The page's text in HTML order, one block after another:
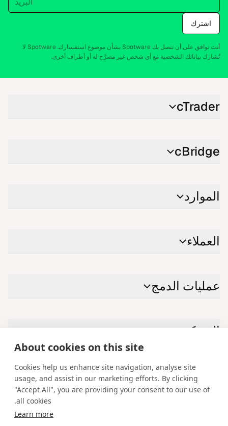
About cookies on this site
Cookies help us enhance site navigation, analyse site
usage, and assist in our marketing efforts. By clicking
"Accept All", you are providing your consent to our use of
all cookies.
Learn more
اشترك
أنت توافق على أن تتصل بك Spotware بشأن موضوع استفسارك. Spotware لا
تُشارك بياناتك الشخصية مع أي شخص غير مصرَّح له أو أطراف أخرى.
cTrader
cBridge
الموارد
العملاء
عمليات الدمج
الشركة
الاتصال بنا
LinkedIn
YouTube
X
Instagram
Facebook